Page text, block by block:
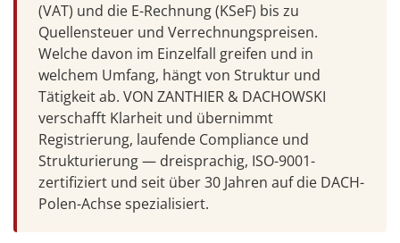
(VAT) und die E-Rechnung (KSeF) bis zu
Quellensteuer und Verrechnungspreisen.
Welche davon im Einzelfall greifen und in
welchem Umfang, hängt von Struktur und
Tätigkeit ab. VON ZANTHIER & DACHOWSKI
verschafft Klarheit und übernimmt
Registrierung, laufende Compliance und
Strukturierung — dreisprachig, ISO-9001-
zertifiziert und seit über 30 Jahren auf die DACH-
Polen-Achse spezialisiert.